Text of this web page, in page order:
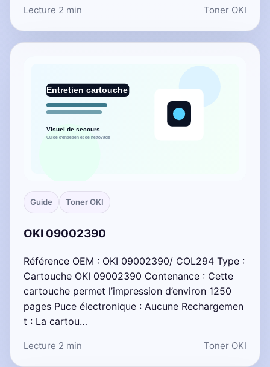
Lecture 2 min Toner OKI
Guide Toner OKI
OKI 09002390
Référence OEM : OKI 09002390/ COL294 Type :
Cartouche OKI 09002390 Contenance : Cette
cartouche permet l’impression d’environ 1250
pages Puce électronique : Aucune Rechargemen
t : La cartou…
Lecture 2 min Toner OKI